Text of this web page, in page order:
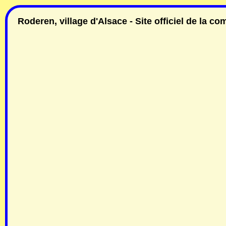
Roderen, village d'Alsace - Site officiel de la